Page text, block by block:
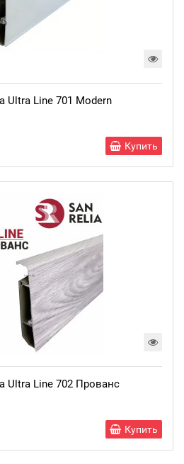
Ultra Line 701 Modern
Купить
Ultra Line 702 Прованс
Купить